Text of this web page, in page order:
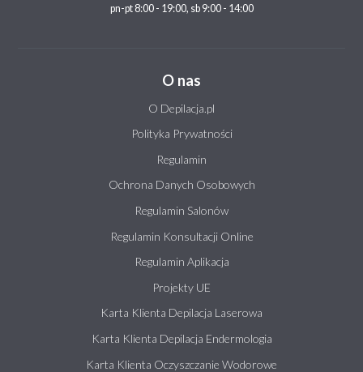
pn-pt 8:00 - 19:00, sb 9:00 - 14:00
O nas
O Depilacja.pl
Polityka Prywatności
Regulamin
Ochrona Danych Osobowych
Regulamin Salonów
Regulamin Konsultacji Online
Regulamin Aplikacja
Projekty UE
Karta Klienta Depilacja Laserowa
Karta Klienta Depilacja Endermologia
Karta Klienta Oczyszczanie Wodorowe